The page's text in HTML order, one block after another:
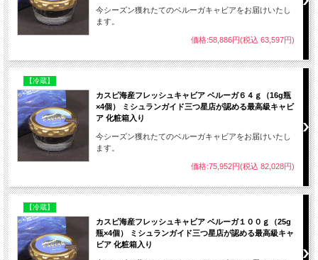
今シーズン獲れたてのベルーガキャビアをお届けいたし
ます。
価格:58,886円(税込 63,597円)
【冷蔵】
カスピ海産フレッシュキャビア ベルーガ６４ｇ（16g瓶
×4個） ミシュランガイド三つ星店が認める最高級キャビ
ア 化粧箱入り
今シーズン獲れたてのベルーガキャビアをお届けいたし
ます。
価格:75,952円(税込 82,028円)
【冷蔵】
カスピ海産フレッシュキャビア ベルーガ１００ｇ（25g
瓶×4個） ミシュランガイド三つ星店が認める最高級キャ
ビア 化粧箱入り